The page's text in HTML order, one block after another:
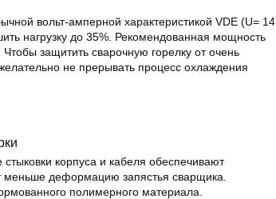
вольт-амперной характеристикой VDE (U= 14
нагрузку до 35%. Рекомендованная мощность
защитить сварочную горелку от очень
не прерывать процесс охлаждения
корпуса и кабеля обеспечивают
меньше деформацию запястья сварщика.
полимерного материала.